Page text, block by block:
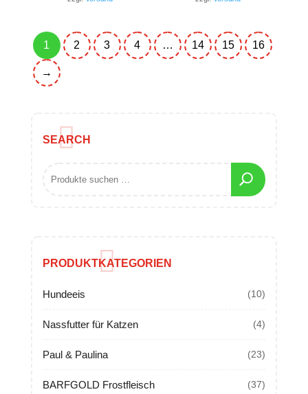
1 2 3 4 … 14 15 16
→
SEARCH
PRODUKTKATEGORIEN
Hundeeis (10)
Nassfutter für Katzen (4)
Paul & Paulina (23)
BARFGOLD Frostfleisch (37)